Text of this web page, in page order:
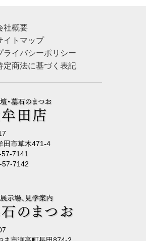
社概要
イトマップ
ライバシーポリシー
定商法に基づく表記
田市草木471-4
57-7141
57-7142